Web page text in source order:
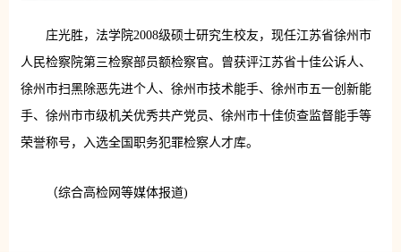
庄光胜，法学院2008级硕士研究生校友，现任江苏省徐州市
人民检察院第三检察部员额检察官。曾获评江苏省十佳公诉人、
徐州市扫黑除恶先进个人、徐州市技术能手、徐州市五一创新能
手、徐州市市级机关优秀共产党员、徐州市十佳侦查监督能手等
荣誉称号，入选全国职务犯罪检察人才库。
（综合高检网等媒体报道)